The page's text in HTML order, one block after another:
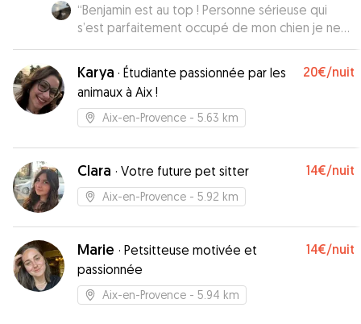
“Benjamin est au top ! Personne sérieuse qui
s’est parfaitement occupé de mon chien je ne
peux que recommander !”
Karya · Étudiante passionnée par les
animaux à Aix !
20€/nuit
Aix-en-Provence - 5.63 km
Clara · Votre future pet sitter 14€/nuit
Aix-en-Provence - 5.92 km
Marie · Petsitteuse motivée et
passionnée
14€/nuit
Aix-en-Provence - 5.94 km